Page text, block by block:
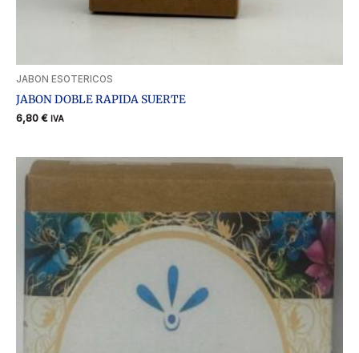
JABON ESOTERICOS
JABON DOBLE RAPIDA SUERTE
6,80 € IVA